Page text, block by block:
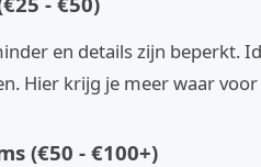
en details zijn beperkt.
Hier krijg je meer waar voor
(€50 - €100+)